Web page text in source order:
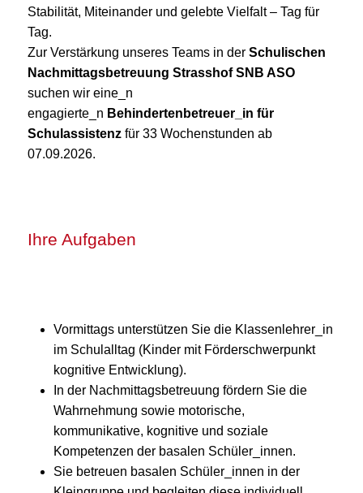
Stabilität, Miteinander und gelebte Vielfalt – Tag für
Tag.
Zur Verstärkung unseres Teams in der Schulischen
Nachmittagsbetreuung Strasshof SNB ASO
suchen wir eine_n
engagierte_n Behindertenbetreuer_in für
Schulassistenz für 33 Wochenstunden ab
07.09.2026.
Ihre Aufgaben
Vormittags unterstützen Sie die Klassenlehrer_in
im Schulalltag (Kinder mit Förderschwerpunkt
kognitive Entwicklung).
In der Nachmittagsbetreuung fördern Sie die
Wahrnehmung sowie motorische,
kommunikative, kognitive und soziale
Kompetenzen der basalen Schüler_innen.
Sie betreuen basalen Schüler_innen in der